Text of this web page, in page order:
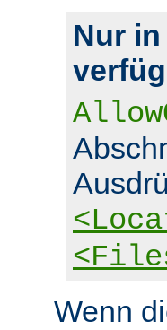
Nur
Wenn